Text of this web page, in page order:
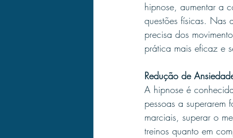
hipnose, aumentar a
questões físicas. Nas
precisa dos
prática mais eficaz e
Redução de
A hipnose é
pessoas a superarem
marciais, superar o
treinos quanto em